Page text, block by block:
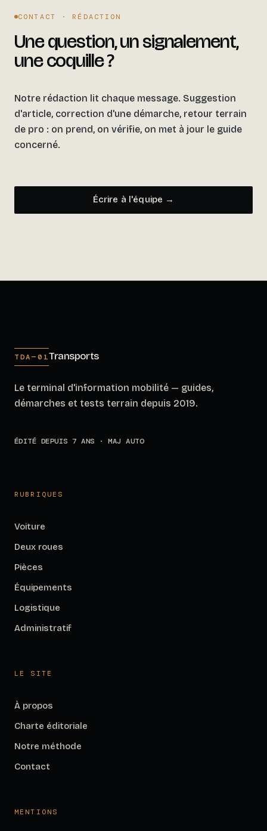
CONTACT · RÉDACTION
Une question, un signalement,
une coquille ?
Notre rédaction lit chaque message. Suggestion
d'article, correction d'une démarche, retour terrain
de pro : on prend, on vérifie, on met à jour le guide
concerné.
Écrire à l'équipe →
TDA—01Transports
Le terminal d'information mobilité — guides,
démarches et tests terrain depuis 2019.
ÉDITÉ DEPUIS 7 ANS · MAJ AUTO
RUBRIQUES
Voiture
Deux roues
Pièces
Équipements
Logistique
Administratif
LE SITE
À propos
Charte éditoriale
Notre méthode
Contact
MENTIONS